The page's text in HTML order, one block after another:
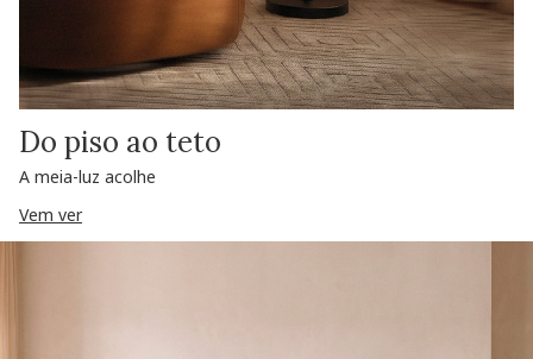
Do piso ao teto
A meia-luz acolhe
Vem ver